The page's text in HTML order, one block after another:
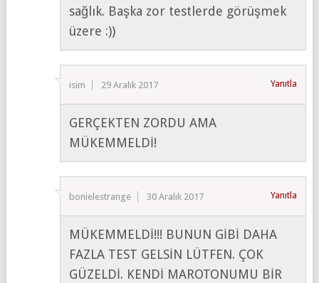
sağlık. Başka zor testlerde görüşmek
üzere :))
isim 29 Aralık 2017 Yanıtla
GERÇEKTEN ZORDU AMA
MÜKEMMELDİ!
bonielestrange 30 Aralık 2017 Yanıtla
MÜKEMMELDİ!!! BUNUN GİBİ DAHA
FAZLA TEST GELSİN LÜTFEN. ÇOK
GÜZELDİ. KENDİ MAROTONUMU BİR